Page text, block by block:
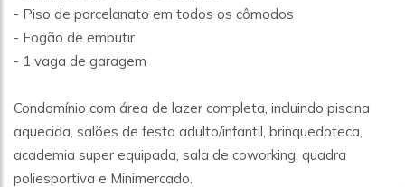
- Piso de porcelanato em todos os cômodos
- Fogão de embutir
- 1 vaga de garagem
Condomínio com área de lazer completa, incluindo piscina
aquecida, salões de festa adulto/infantil, brinquedoteca,
academia super equipada, sala de coworking, quadra
poliesportiva e Minimercado.